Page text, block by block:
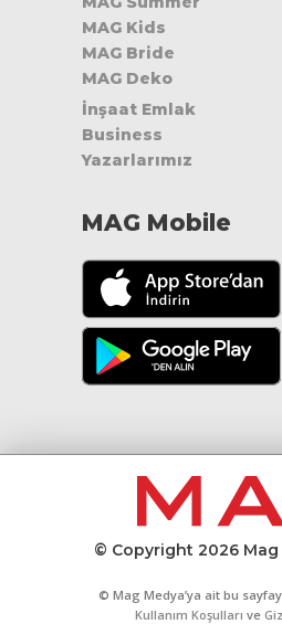
MAG Kids
MAG Bride
MAG Deko
İnşaat Emlak
Business
Yazarlarımız
MAG Mobile
© Copyright 2026 Mag
© Mag Medya’ya ait bu
Kullanım Koşulları ve